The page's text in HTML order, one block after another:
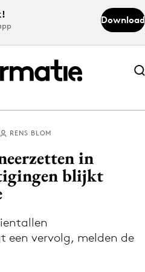
Download
Abonneer nu
Abonneer nu
de app
via de Adformatie
app
RENS BLOM
in
blijkt
een vervolg, melden de